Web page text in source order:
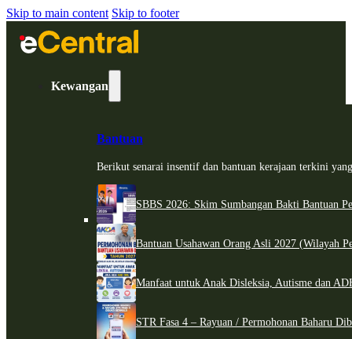
Skip to main content Skip to footer
Kewangan
Bantuan
Berikut senarai insentif dan bantuan kerajaan terkini
SBBS 2026: Skim Sumbangan Bakti Bantuan
Bantuan Usahawan Orang Asli 2027 (Wilayah
Manfaat untuk Anak Disleksia, Autisme dan
STR Fasa 4 – Rayuan / Permohonan Baharu